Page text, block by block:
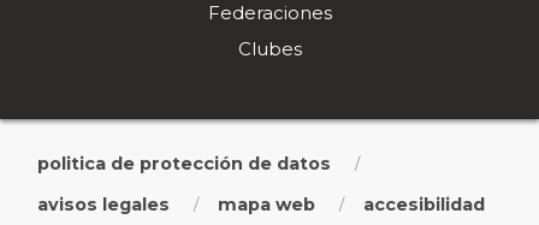
Federaciones
Clubes
politica de protección de datos /
avisos legales / mapa web / accesibilidad